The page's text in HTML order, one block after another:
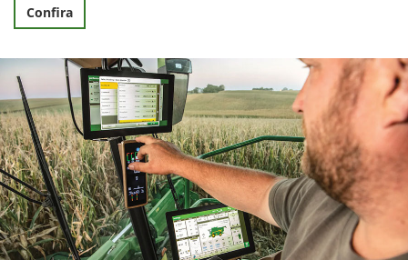
eficiencia, ano após ano com um John Deere Precision
Upgrade.
Confira